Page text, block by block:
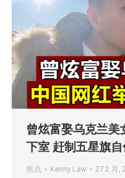
曾炫富娶乌克兰美
下室 赶制五星旗
焦点 Kenny Law 27 2 月,